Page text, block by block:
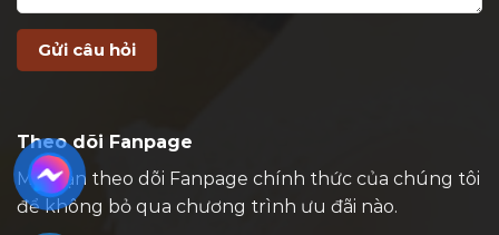
Theo dõi Fanpage
Mời bạn theo dõi Fanpage chính thức của chúng tôi
để không bỏ qua chương trình ưu đãi nào.